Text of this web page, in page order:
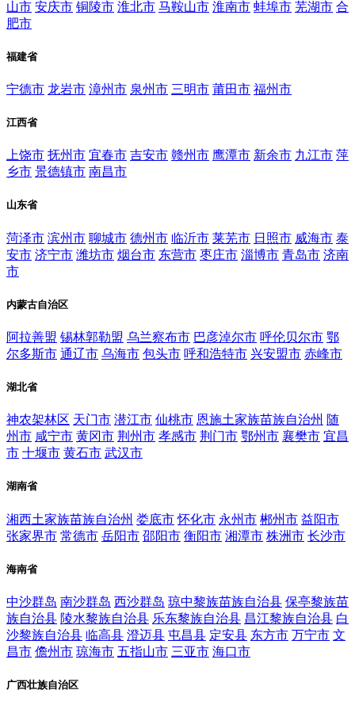
山市 安庆市 铜陵市 淮北市 马鞍山市 淮南市 蚌埠市 芜湖市 合
肥市
福建省
宁德市 龙岩市 漳州市 泉州市 三明市 莆田市 福州市
江西省
上饶市 抚州市 宜春市 吉安市 赣州市 鹰潭市 新余市 九江市 萍
乡市 景德镇市 南昌市
山东省
菏泽市 滨州市 聊城市 德州市 临沂市 莱芜市 日照市 威海市 泰
安市 济宁市 潍坊市 烟台市 东营市 枣庄市 淄博市 青岛市 济南
市
内蒙古自治区
阿拉善盟 锡林郭勒盟 乌兰察布市 巴彦淖尔市 呼伦贝尔市 鄂
尔多斯市 通辽市 乌海市 包头市 呼和浩特市 兴安盟市 赤峰市
湖北省
神农架林区 天门市 潜江市 仙桃市 恩施土家族苗族自治州 随
州市 咸宁市 黄冈市 荆州市 孝感市 荆门市 鄂州市 襄樊市 宜昌
市 十堰市 黄石市 武汉市
湖南省
湘西土家族苗族自治州 娄底市 怀化市 永州市 郴州市 益阳市
张家界市 常德市 岳阳市 邵阳市 衡阳市 湘潭市 株洲市 长沙市
海南省
中沙群岛 南沙群岛 西沙群岛 琼中黎族苗族自治县 保亭黎族苗
族自治县 陵水黎族自治县 乐东黎族自治县 昌江黎族自治县 白
沙黎族自治县 临高县 澄迈县 屯昌县 定安县 东方市 万宁市 文
昌市 儋州市 琼海市 五指山市 三亚市 海口市
广西壮族自治区